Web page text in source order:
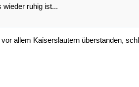
wieder ruhig ist...
allem Kaiserslautern überstanden,